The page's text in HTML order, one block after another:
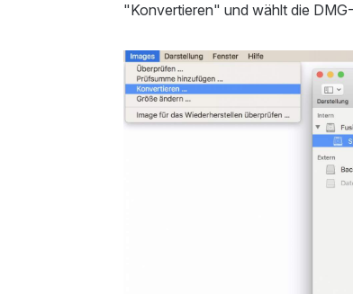
"Konvertieren" und wählt die